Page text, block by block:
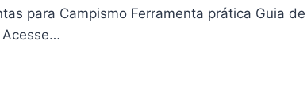
para Campismo Ferramenta prática Guia
Acesse…